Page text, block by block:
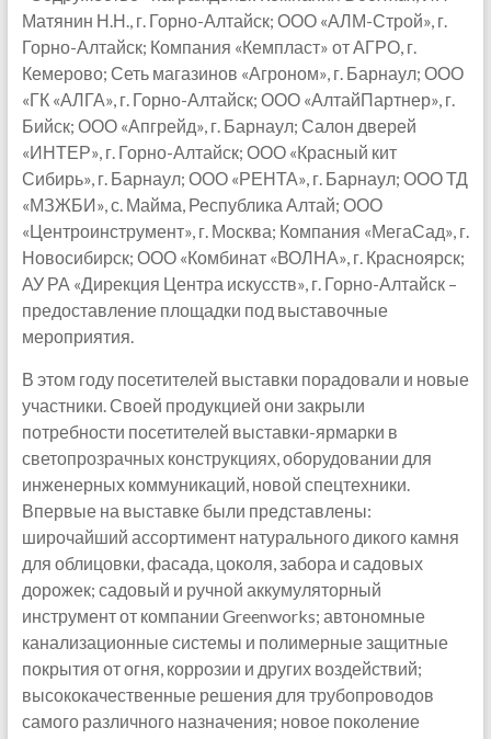
Матянин Н.Н., г. Горно-Алтайск; ООО «АЛМ-Строй», г.
Горно-Алтайск; Компания «Кемпласт» от АГРО, г.
Кемерово; Сеть магазинов «Агроном», г. Барнаул; ООО
«ГК «АЛГА», г. Горно-Алтайск; ООО «АлтайПартнер», г.
Бийск; ООО «Апгрейд», г. Барнаул; Салон дверей
«ИНТЕР», г. Горно-Алтайск; ООО «Красный кит
Сибирь», г. Барнаул; ООО «РЕНТА», г. Барнаул; ООО ТД
«МЗЖБИ», с. Майма, Республика Алтай; ООО
«Центроинструмент», г. Москва; Компания «МегаСад», г.
Новосибирск; ООО «Комбинат «ВОЛНА», г. Красноярск;
АУ РА «Дирекция Центра искусств», г. Горно-Алтайск –
предоставление площадки под выставочные
мероприятия.
В этом году посетителей выставки порадовали и новые
участники. Своей продукцией они закрыли
потребности посетителей выставки-ярмарки в
светопрозрачных конструкциях, оборудовании для
инженерных коммуникаций, новой спецтехники.
Впервые на выставке были представлены:
широчайший ассортимент натурального дикого камня
для облицовки, фасада, цоколя, забора и садовых
дорожек; садовый и ручной аккумуляторный
инструмент от компании Greenworks; автономные
канализационные системы и полимерные защитные
покрытия от огня, коррозии и других воздействий;
высококачественные решения для трубопроводов
самого различного назначения; новое поколение